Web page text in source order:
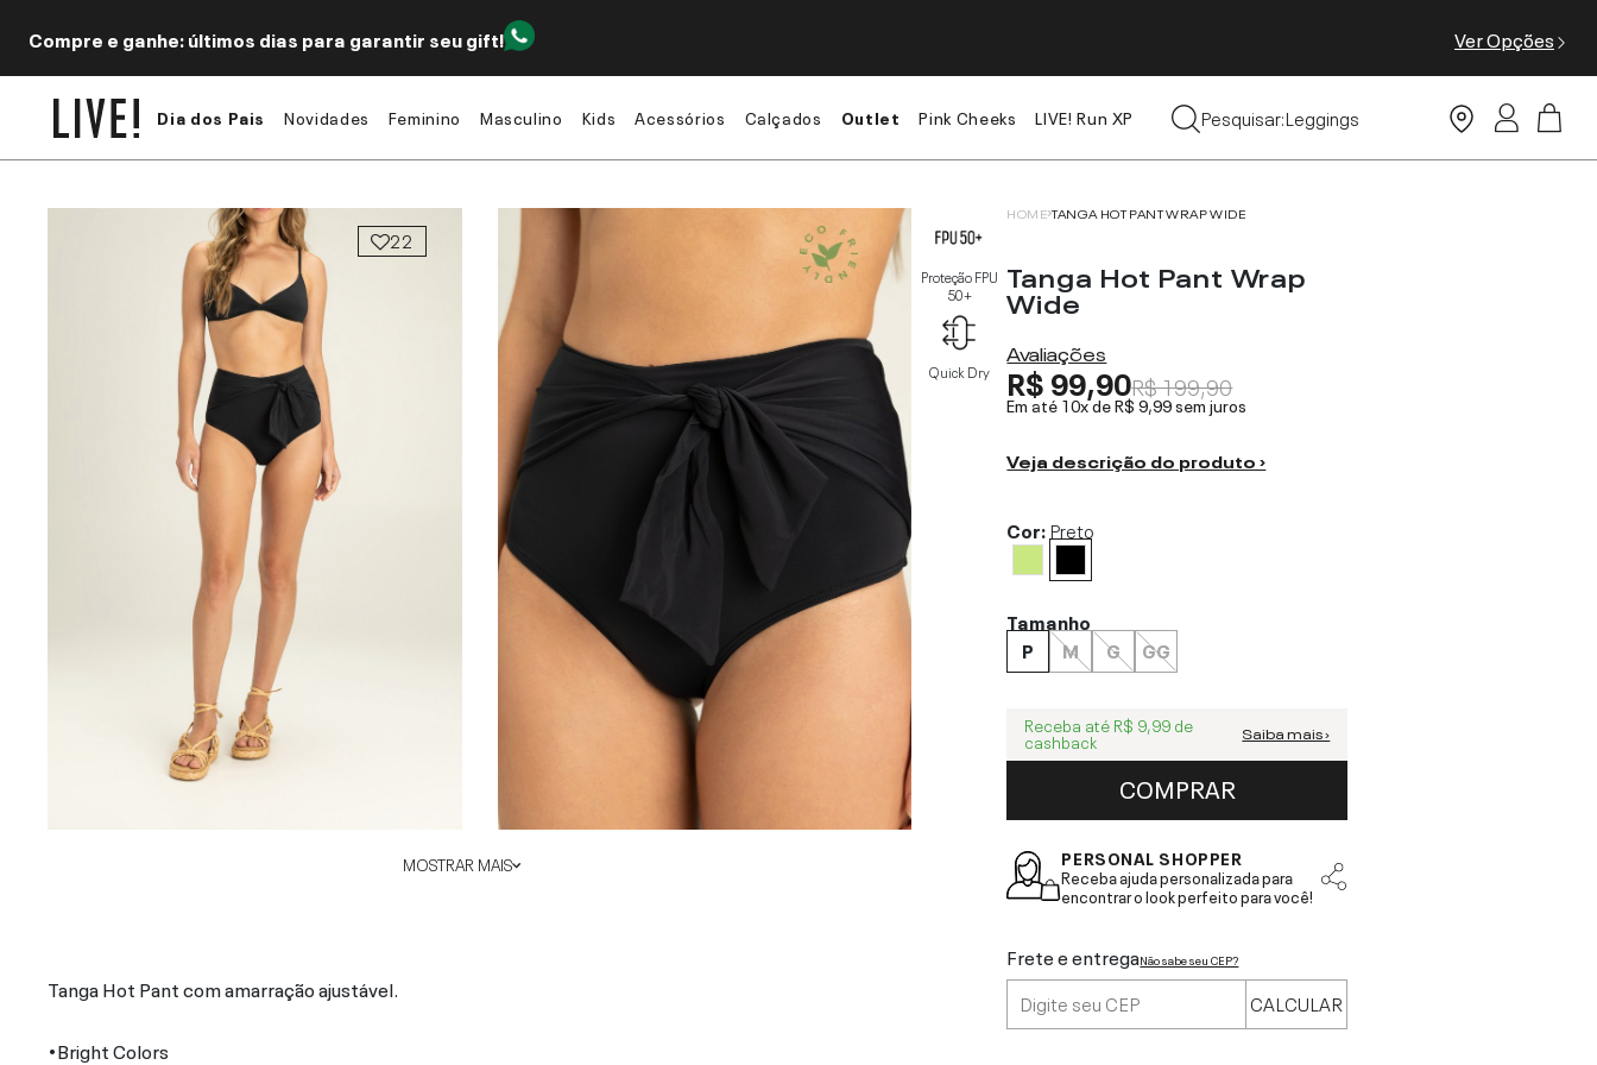
Compre e ganhe: últimos dias para garantir seu gift! Ver Opções
Dia dos Pais Novidades Feminino Masculino Kids Acessórios Calçados Outlet Pink Cheeks LIVE! Run XP
Pesquisar:
Tops
Leggings
22
MOSTRAR MAIS
Proteção FPU
50+
Quick Dry
Tanga Hot Pant com amarração ajustável.
•Bright Colors
HOME TANGA HOT PANT WRAP WIDE
Tanga Hot Pant Wrap
Wide
Avaliações
R$ 99,90R$ 199,90
Em até 10x deR$ 9,99sem juros
Veja descrição do produto ›
Cor:Preto
Tamanho
P
M G GG
Receba até R$ 9,99 de
cashback Saiba mais ›
COMPRAR
PERSONAL SHOPPER
Receba ajuda personalizada para
encontrar o look perfeito para você!
Frete e entregaNão sabe seu CEP?
CALCULAR